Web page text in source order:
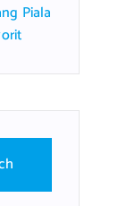
Piala